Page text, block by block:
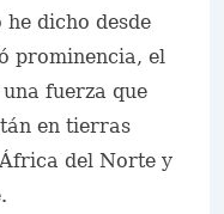
dicho desde
prominencia, el
fuerza que
en tierras
del Norte y